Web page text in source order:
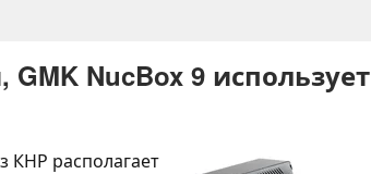
NucBox 9 использует
располагает